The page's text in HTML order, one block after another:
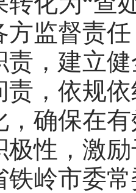
方监督责
责，建立
责，依规
，确保在
极性，激
铁岭市委